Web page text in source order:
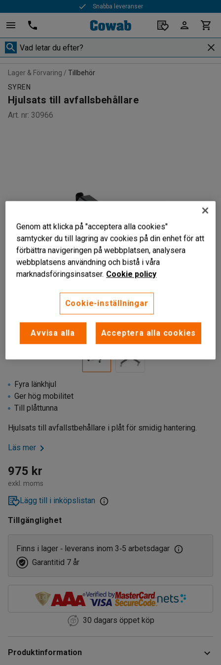
Snabba leveranser
Lager & Förvaring
Tillbehör
SYREN
Hjulsats till avfallsbehållare
Art. nr: 30966
Fyra länkhjul
Ger hög mobilitet
​Till plåttunna
Hjulsats till avfallstbehållare i plåt för smidig hantering.
Läs mer
975 kr
exkl. moms
Lägg till i inköpslistan
Tillgänglighet
Finns i lager ‑ leverans inom 3‑5 arbetsdagar
Garantitid 7 år
30 dagars öppet köp
Produktinformation
Genom att klicka på "acceptera alla cookies"
samtycker du till lagring av cookies på din enhet för att
förbättra navigeringen på webbplatsen, analysera
webbplatsens användning och bistå i våra
marknadsföringsinsatser. Cookie policy
Cookie-inställningar
Avvisa alla Acceptera alla cookies